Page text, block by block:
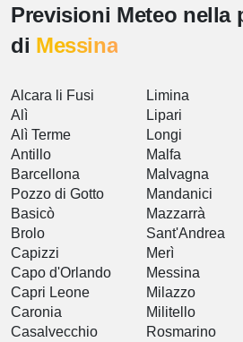
Previsioni Meteo nella
di Messina
Alcara li Fusi
Alì
Alì Terme
Antillo
Barcellona
Pozzo di Gotto
Basicò
Brolo
Capizzi
Capo d'Orlando
Capri Leone
Caronia
Casalvecchio
Limina
Lipari
Longi
Malfa
Malvagna
Mandanici
Mazzarrà
Sant'Andrea
Merì
Messina
Milazzo
Militello
Rosmarino